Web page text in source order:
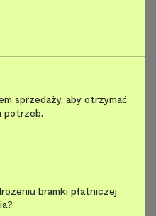
sprzedaży, aby otrzymać
potrzeb.
bramki płatniczej